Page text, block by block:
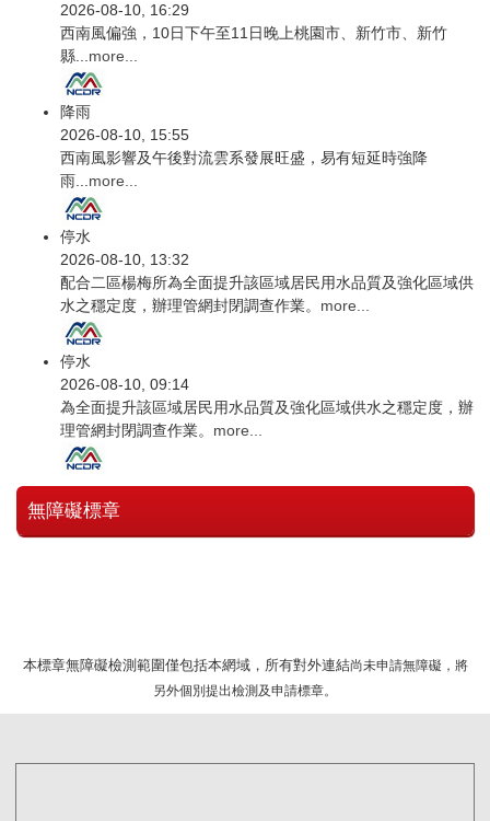
2026-08-10, 16:29
西南風偏強，10日下午至11日晚上桃園市、新竹市、新竹
縣... more...
降雨
2026-08-10, 15:55
西南風影響及午後對流雲系發展旺盛，易有短延時強降
雨... more...
停水
2026-08-10, 13:32
配合二區楊梅所為全面提升該區域居民用水品質及強化區域供
水之穩定度，辦理管網封閉調查作業。 more...
停水
2026-08-10, 09:14
為全面提升該區域居民用水品質及強化區域供水之穩定度，辦
理管網封閉調查作業。 more...
無障礙標章
本標章無障礙檢測範圍僅包括本網域，所有對外連結尚未申請無障礙，將
另外個別提出檢測及申請標章。